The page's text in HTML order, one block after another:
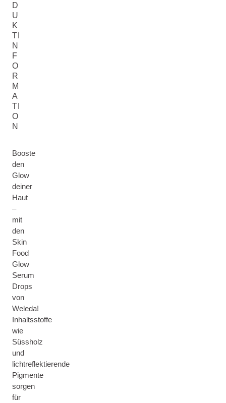
D
U
K
TI
N
F
O
R
M
A
TI
O
N
Booste
den
Glow
deiner
Haut
–
mit
den
Skin
Food
Glow
Serum
Drops
von
Weleda!
Inhaltsstoffe
wie
Süssholz
und
lichtreflektierende
Pigmente
sorgen
für